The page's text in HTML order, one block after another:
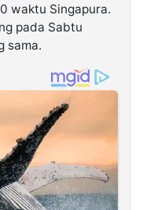
waktu Singapura.
pada Sabtu
sama.